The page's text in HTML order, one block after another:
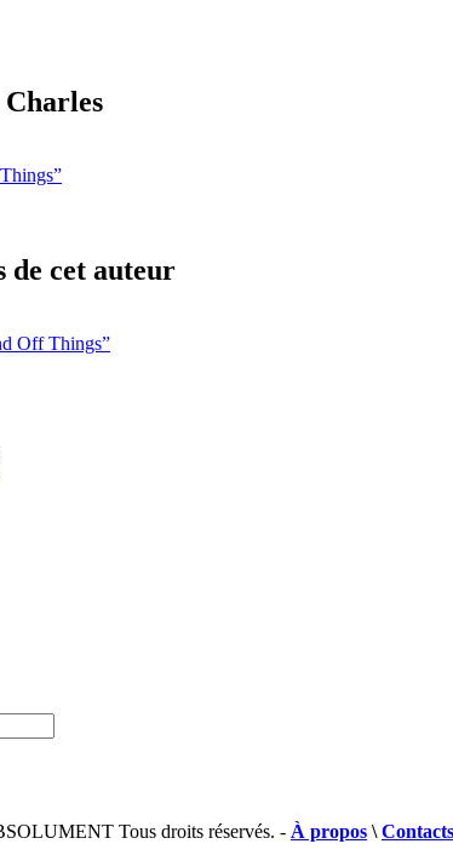
Charles
de cet auteur
Off Things”
Tous droits réservés. - À propos \Contacts